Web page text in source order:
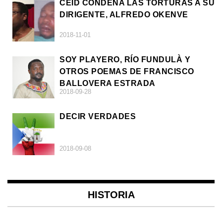
CEID CONDENA LAS TORTURAS A SU
DIRIGENTE, ALFREDO OKENVE
2018-11-01
SOY PLAYERO, RÍO FUNDULÀ Y
OTROS POEMAS DE FRANCISCO
BALLOVERA ESTRADA
2018-09-28
DECIR VERDADES
2018-09-08
HISTORIA